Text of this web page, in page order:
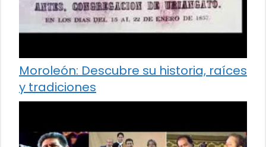
Moroleón: Descubre su historia, raíces
y tradiciones